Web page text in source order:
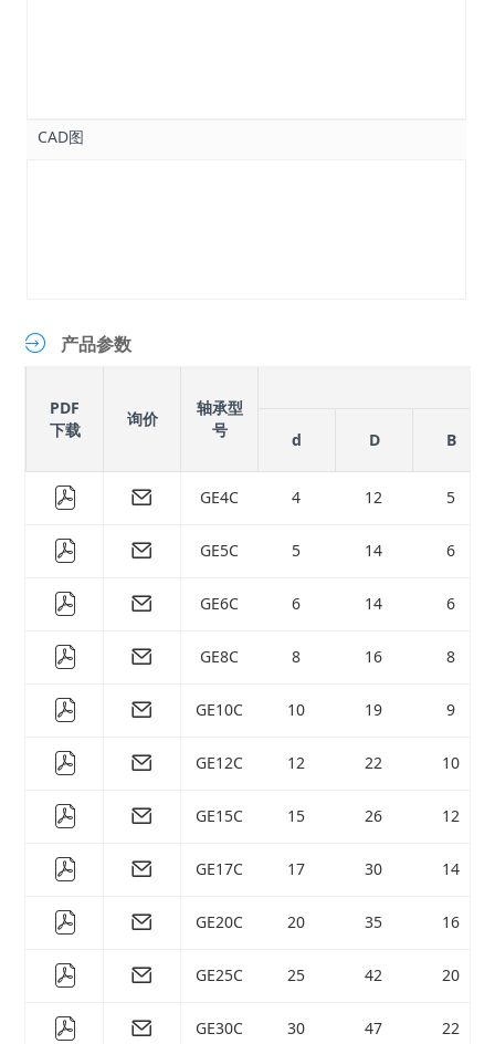
CAD图
产品参数
PDF
下载
询价
轴承型
号
d D B
GE4C 4 12 5
GE5C 5 14 6
GE6C 6 14 6
GE8C 8 16 8
GE10C 10 19 9
GE12C 12 22 10
GE15C 15 26 12
GE17C 17 30 14
GE20C 20 35 16
GE25C 25 42 20
GE30C 30 47 22